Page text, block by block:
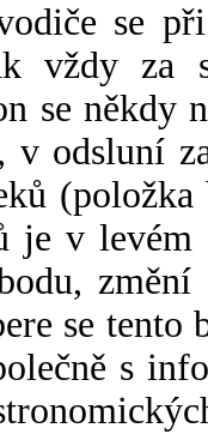
se
vždy za
se někdy
odsluní
je v
se tento
s